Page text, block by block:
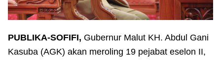
PUBLIKA-SOFIFI, Gubernur Malut KH. Abdul Gani
Kasuba (AGK) akan meroling 19 pejabat eselon II,